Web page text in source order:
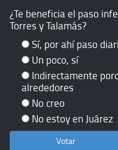
¿Te beneficia el paso
Torres y Talamás?
Sí, por ahí paso
Un poco, sí
Indirectamente
alrededores
No creo
No estoy en Juárez